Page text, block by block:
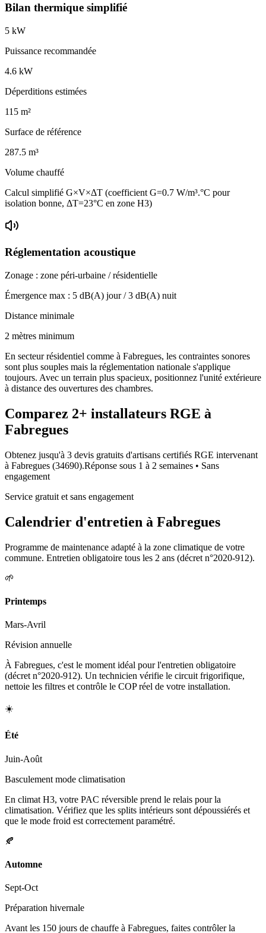
Bilan thermique simplifié
5 kW
Puissance recommandée
4.6 kW
Déperditions estimées
115 m²
Surface de référence
287.5 m³
Volume chauffé
Calcul simplifié G×V×ΔT (coefficient G=0.7 W/m³.°C pour
isolation bonne, ΔT=23°C en zone H3)
Réglementation acoustique
Zonage : zone péri-urbaine / résidentielle
Émergence max : 5 dB(A) jour /3 dB(A) nuit
Distance minimale
2 mètres minimum
En secteur résidentiel comme à Fabregues, les contraintes sonores
sont plus souples mais la réglementation nationale s'applique
toujours. Avec un terrain plus spacieux, positionnez l'unité extérieure
à distance des ouvertures des chambres.
Comparez 2+ installateurs RGE à
Fabregues
Obtenez jusqu'à 3 devis gratuits d'artisans certifiés RGE intervenant
à Fabregues (34690).Réponse sous 1 à 2 semaines • Sans
engagement
Service gratuit et sans engagement
Calendrier d'entretien à Fabregues
Programme de maintenance adapté à la zone climatique de votre
commune. Entretien obligatoire tous les 2 ans (décret n°2020-912).
🌱
Printemps
Mars-Avril
Révision annuelle
À Fabregues, c'est le moment idéal pour l'entretien obligatoire
(décret n°2020-912). Un technicien vérifie le circuit frigorifique,
nettoie les filtres et contrôle le COP réel de votre installation.
☀️
Été
Juin-Août
Basculement mode climatisation
En climat H3, votre PAC réversible prend le relais pour la
climatisation. Vérifiez que les splits intérieurs sont dépoussiérés et
que le mode froid est correctement paramétré.
🍂
Automne
Sept-Oct
Préparation hivernale
Avant les 150 jours de chauffe à Fabregues, faites contrôler la